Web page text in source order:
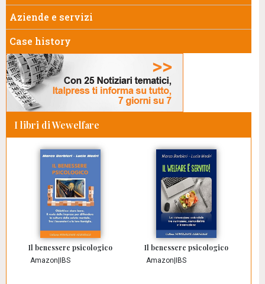
Aziende e servizi
Case history
I libri di Wewelfare
Il benessere psicologico
Amazon IBS
Il benessere psicologico
Amazon IBS